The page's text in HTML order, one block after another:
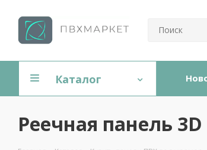
Каталог
Реечная панель